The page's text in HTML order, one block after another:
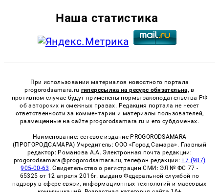
Наша статистика
При использовании материалов новостного портала
progorodsamara.ru гиперссылка на ресурс обязательна, в
противном случае будут применены нормы законодательства РФ
об авторских и смежных правах. Редакция портала не несет
ответственности за комментарии и материалы пользователей,
размещенные на сайте progorodsamara.ru и его субдоменах.
Наименование: сетевое издание PROGORODSAMARA
(ПРОГОРОДСАМАРА) Учредитель: ООО «Город Самара». Главный
редактор: Романова А.А. Электронная почта редакции:
progorodsamara@progorodsamara.ru, телефон редакции:+7 (987)
905-00-63 . Свидетельство о регистрации СМИ: ЭЛ № ФС 77 -
65325 от 12 апреля 2016г. выдано Федеральной службой по
надзору в сфере связи, информационных технологий и массовых